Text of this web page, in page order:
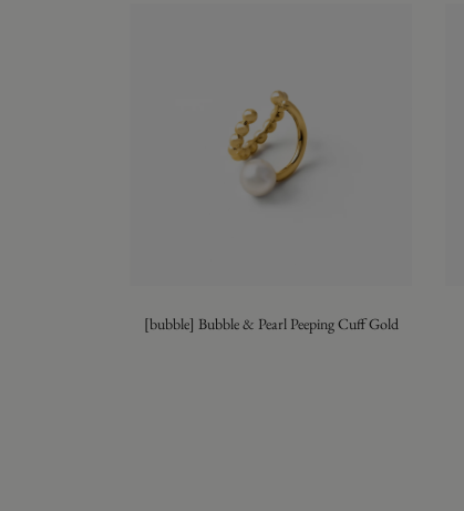
[bubble] Bubble & Pearl Peeping Cuff Gold